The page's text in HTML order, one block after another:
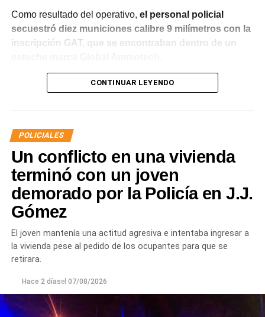
Como resultado del operativo, el personal policial
secuestró diez municiones calibre 9 milímetros con la
inscripción GAT, que se encontraban dentro de un
Tras el hallazgo, se dio intervención a la Fiscalía N° 6,
calidad de secuestro y queden a disposición de la
CONTINUAR LEYENDO
POLICIALES
Un conflicto en una vivienda
terminó con un joven
demorado por la Policía en J.J.
Gómez
El joven mantenía una actitud agresiva e intentaba ingresar a
la vivienda pese al pedido de los ocupantes para que se
retirara.
Hace 2 díasel 07/08/2026